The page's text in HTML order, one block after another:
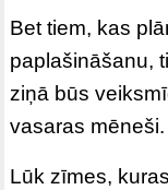
Bet tiem, kas
paplašināšanu,
ziņā būs
vasaras mēneši.
Lūk zīmes,